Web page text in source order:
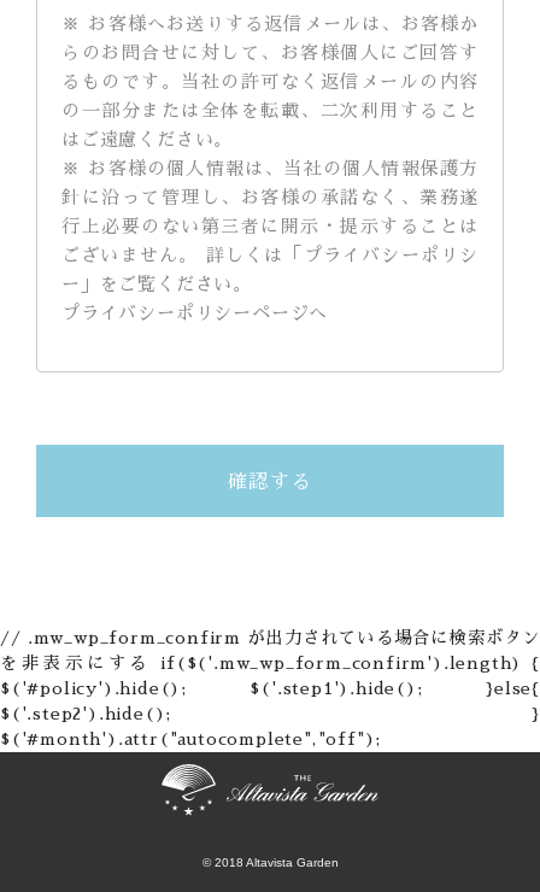
※ お客様へお送りする返信メールは、お客様か
らのお問合せに対して、お客様個人にご回答す
るものです。当社の許可なく返信メールの内容
の一部分または全体を転載、二次利用すること
はご遠慮ください。
※ お客様の個人情報は、当社の個人情報保護方
針に沿って管理し、お客様の承諾なく、業務遂
行上必要のない第三者に開示・提示することは
ございません。 詳しくは「プライバシーポリシ
ー」をご覧ください。
プライバシーポリシーページへ
// .mw_wp_form_confirm が出力されている場合に検索ボタン
を非表示にする if($('.mw_wp_form_confirm').length) {
$('#policy').hide(); $('.step1').hide(); }else{
$('.step2').hide(); }
$('#month').attr("autocomplete","off");
© 2018 Altavista Garden